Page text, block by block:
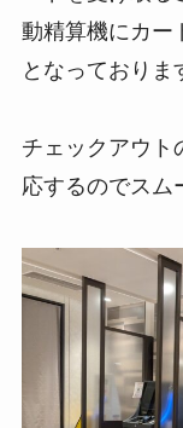
動精算機にカー
となっておりま
チェックアウト
応するのでスム